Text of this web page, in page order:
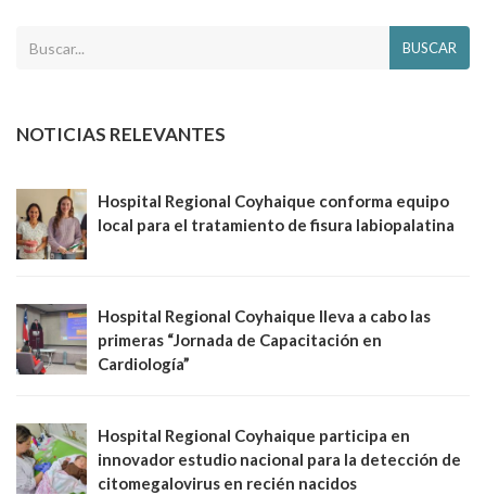
BUSCAR
NOTICIAS RELEVANTES
Hospital Regional Coyhaique conforma equipo
local para el tratamiento de fisura labiopalatina
Hospital Regional Coyhaique lleva a cabo las
primeras “Jornada de Capacitación en
Cardiología”
Hospital Regional Coyhaique participa en
innovador estudio nacional para la detección de
citomegalovirus en recién nacidos